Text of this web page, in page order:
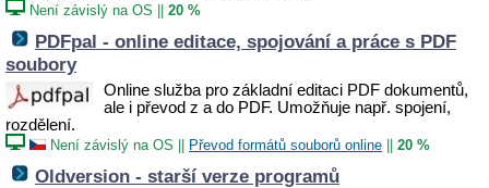
Není závislý na OS 20 %
PDFpal - online editace, spojování a práce s PDF
soubory
Online služba pro základní editaci PDF dokumentů,
ale i převod z a do PDF. Umožňuje např. spojení,
rozdělení.
Není závislý na OS Převod formátů souborů online 20 %
Oldversion - starší verze programů